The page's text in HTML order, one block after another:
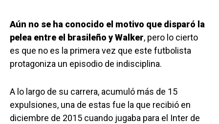
Aún no se ha conocido el motivo que disparó la
pelea entre el brasileño y Walker, pero lo cierto
es que no es la primera vez que este futbolista
protagoniza un episodio de indisciplina.
A lo largo de su carrera, acumuló más de 15
expulsiones, una de estas fue la que recibió en
diciembre de 2015 cuando jugaba para el Inter de